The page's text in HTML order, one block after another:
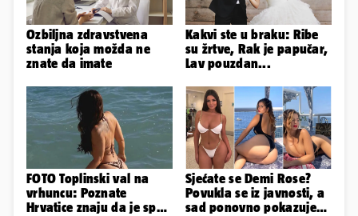
Ozbiljna zdravstvena
stanja koja možda ne
znate da imate
Kakvi ste u braku: Ribe
su žrtve, Rak je papučar,
Lav pouzdan...
FOTO Toplinski val na
vrhuncu: Poznate
Hrvatice znaju da je spas
Sjećate se Demi Rose?
Povukla se iz javnosti, a
sad ponovno pokazuje